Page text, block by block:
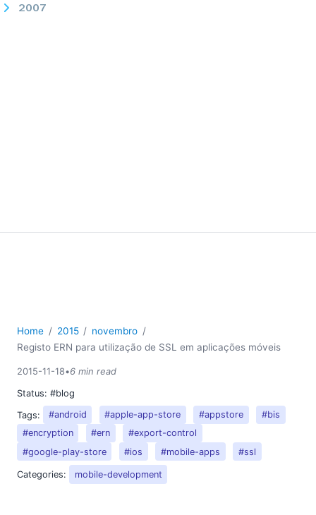
2007
Home 2015
novembro
Registo ERN para utilização de SSL em aplicações móveis
2015-11-18•6 min read
Status: #blog
Tags:
#android #apple-app-store #appstore
#bis
#encryption
#ern
#export-control
#google-play-store
#ios #mobile-apps #ssl
Categories: mobile-development